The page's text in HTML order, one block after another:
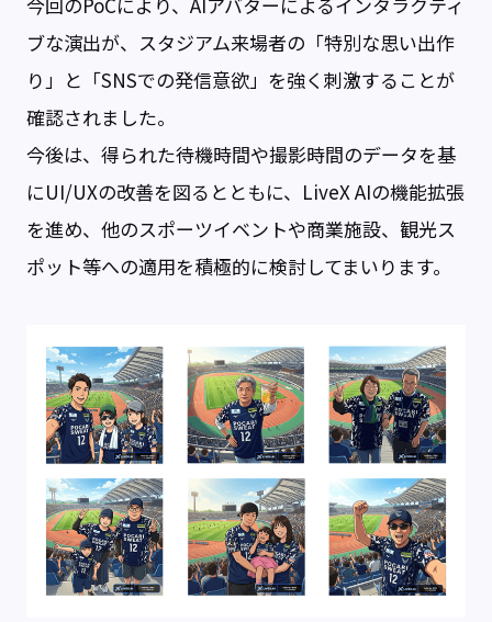
ブな演出が、スタジアム来場者の「特別な思い出作
り」と「SNSでの発信意欲」を強く刺激することが
確認されました。
今後は、得られた待機時間や撮影時間のデータを基
にUI/UXの改善を図るとともに、LiveX AIの機能拡張
を進め、他のスポーツイベントや商業施設、観光ス
ポット等への適用を積極的に検討してまいります。